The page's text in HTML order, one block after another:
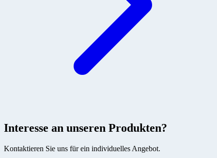
Interesse an unseren Produkten?
Kontaktieren Sie uns für ein individuelles Angebot.